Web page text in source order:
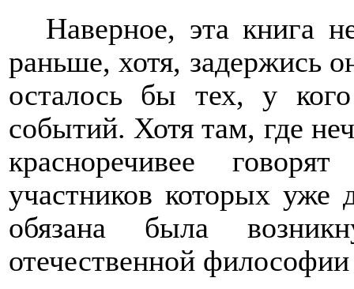
Наверное, эта книга
раньше, хотя, задержись
осталось бы тех, у
событий. Хотя там, где
красноречивее
участников которых
обязана была
отечественной